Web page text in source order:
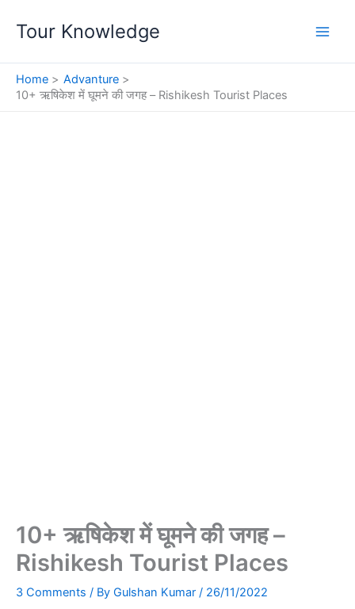
Tour Knowledge
Home
Advanture
10+ ऋषिकेश में घूमने की जगह – Rishikesh Tourist Places
10+ ऋषिकेश में घूमने की जगह –
Rishikesh Tourist Places
3 Comments / By Gulshan Kumar / 26/11/2022